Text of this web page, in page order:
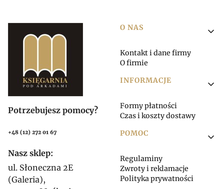
Potrzebujesz pomocy?
+48 (12) 272 01 67
Nasz sklep:
ul. Słoneczna 2E
(Galeria),
Linki w stopce
O NAS
Kontakt i dane firmy
O firmie
INFORMACJE
Formy płatności
Czas i koszty dostawy
POMOC
Regulaminy
Zwroty i reklamacje
Polityka prywatności